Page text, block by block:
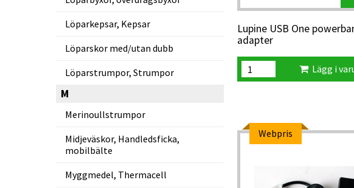
Löparkepsar, Kepsar
Löparskor med/utan dubb
Löparstrumpor, Strumpor
M
Merinoullstrumpor
Midjeväskor, Handledsficka,
mobilbälte
Myggmedel, Thermacell
Lupine USB One
adapter
Lägg i
Webpris